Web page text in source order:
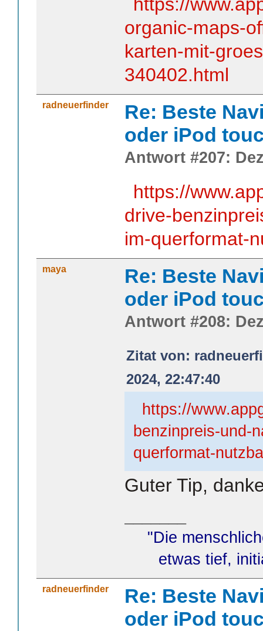
organic-maps-
karten-mit-
340402.html
radneuerfinder
Re: Beste
oder iPod
Antwort #207:
https://
drive-
im-querformat-
maya
Re: Beste
oder iPod
Antwort #208:
Zitat von:
2024, 22:47:40
https://
benzinpreis-und-
querformat-
Guter Tip,
"Die
etwas tief,
radneuerfinder
Re: Beste
oder iPod